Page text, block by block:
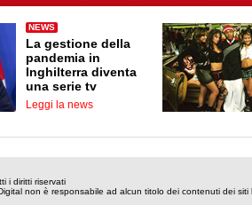
NEWS
La gestione della
pandemia in
Inghilterra diventa
una serie tv
Leggi la news
i diritti riservati
non è responsabile ad alcun titolo dei contenuti dei siti